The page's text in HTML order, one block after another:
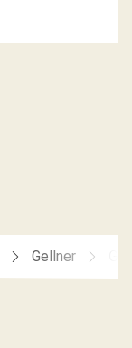
Gellner